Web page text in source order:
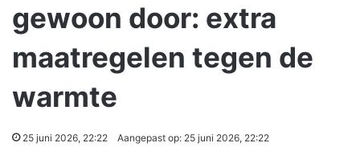
gewoon door: extra
maatregelen tegen de
warmte
25 juni 2026, 22:22 Aangepast op: 25 juni 2026, 22:22